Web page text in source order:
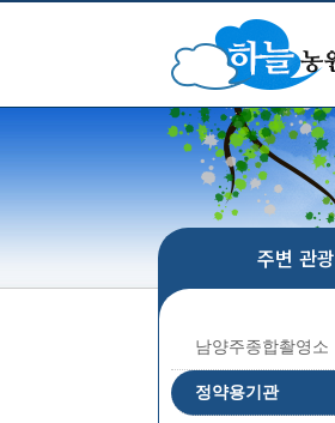
주변 관광
남양주종합촬영소
정약용기관